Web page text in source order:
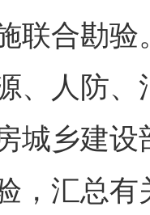
合勘验
、人防
城乡建
，汇总